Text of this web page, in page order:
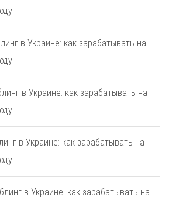
в Украине: как зарабатывать на
в Украине: как зарабатывать на
в Украине: как зарабатывать на
в Украине: как зарабатывать на